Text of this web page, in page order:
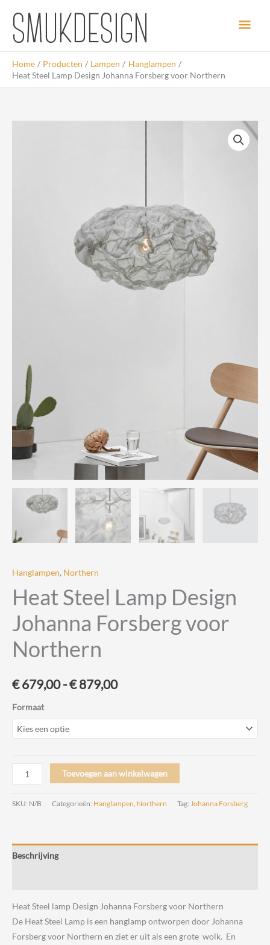
inhoud
Home Producten Lampen
Hanglampen
Heat Steel Lamp Design Johanna Forsberg voor Northern
Hanglampen, Northern
Heat Steel Lamp Design
Johanna Forsberg voor
Northern
€679,00 -€879,00Prijsklasse:
Formaat
Heat
Steel
Lamp
Forsberg
voor
Toevoegen aan winkelwagen
SKU: N/B Categorieën: Hanglampen Northern Tag: Johanna Forsberg
Beschrijving
Heat Steel lamp Design Johanna Forsberg voor Northern
De Heat Steel Lamp is een hanglamp ontworpen door Johanna
Forsberg voor Northern en ziet er uit als een grote wolk. En